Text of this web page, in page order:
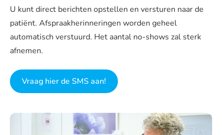
U kunt direct berichten opstellen en versturen naar de
patiënt. Afspraakherinneringen worden geheel
automatisch verstuurd. Het aantal no-shows zal sterk
afnemen.
Vraag hier de SMS aan!